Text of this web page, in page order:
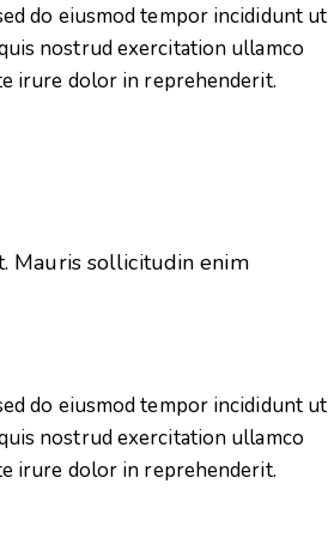
do eiusmod tempor incididunt ut
nostrud exercitation ullamco
irure dolor in reprehenderit.
Mauris sollicitudin enim
do eiusmod tempor incididunt ut
nostrud exercitation ullamco
irure dolor in reprehenderit.